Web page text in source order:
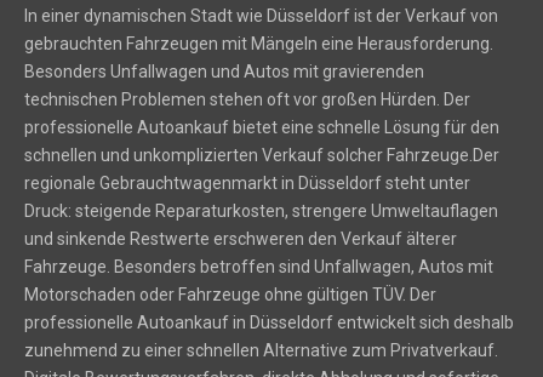
In einer dynamischen Stadt wie Düsseldorf ist der Verkauf von
gebrauchten Fahrzeugen mit Mängeln eine Herausforderung.
Besonders Unfallwagen und Autos mit gravierenden
technischen Problemen stehen oft vor großen Hürden. Der
professionelle Autoankauf bietet eine schnelle Lösung für den
schnellen und unkomplizierten Verkauf solcher Fahrzeuge.Der
regionale Gebrauchtwagenmarkt in Düsseldorf steht unter
Druck: steigende Reparaturkosten, strengere Umweltauflagen
und sinkende Restwerte erschweren den Verkauf älterer
Fahrzeuge. Besonders betroffen sind Unfallwagen, Autos mit
Motorschaden oder Fahrzeuge ohne gültigen TÜV. Der
professionelle Autoankauf in Düsseldorf entwickelt sich deshalb
zunehmend zu einer schnellen Alternative zum Privatverkauf.